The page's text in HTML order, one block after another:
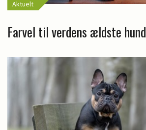
Aktuelt
Farvel til verdens ældste hund